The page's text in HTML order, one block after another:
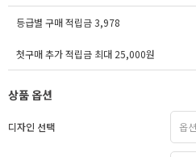
등급별 구매 적립금3,978
첫구매 추가 적립금 최대 25,000원
상품 옵션
디자인 선택